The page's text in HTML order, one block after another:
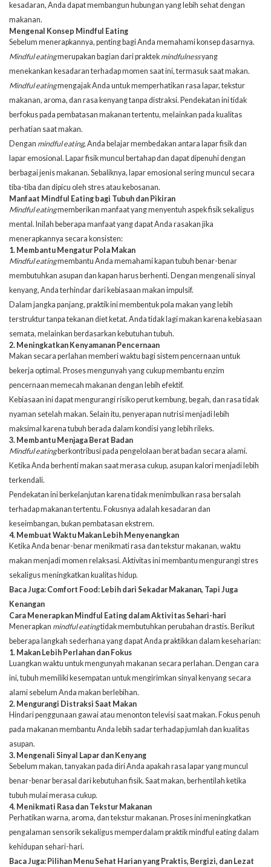
kesadaran, Anda dapat membangun hubungan yang lebih sehat dengan
makanan.
Mengenal Konsep Mindful Eating
Sebelum menerapkannya, penting bagi Anda memahami konsep dasarnya.
Mindful eatingmerupakan bagian daripraktek mindfulnessyang
menekankan kesadaran terhadap momen saat ini, termasuk saat makan.
Mindful eatingmengajak Anda untuk memperhatikan rasa lapar, tekstur
makanan, aroma, dan rasa kenyang tanpa distraksi. Pendekatan ini tidak
berfokus pada pembatasan makanan tertentu, melainkan pada kualitas
perhatian saat makan.
Dengan mindful eating, Anda belajar membedakan antara lapar fisik dan
lapar emosional. Lapar fisik muncul bertahap dan dapat dipenuhi dengan
berbagai jenis makanan. Sebaliknya, lapar emosional sering muncul secara
tiba-tiba dan dipicu oleh stres atau kebosanan.
Manfaat Mindful Eating bagi Tubuh dan Pikiran
Mindful eatingmemberikan manfaat yang menyentuh aspek fisik sekaligus
mental. Inilah beberapa manfaat yang dapat Anda rasakan jika
menerapkannya secara konsisten:
1. Membantu Mengatur Pola Makan
Mindful eatingmembantu Anda memahami kapan tubuh benar-benar
membutuhkan asupan dan kapan harus berhenti. Dengan mengenali sinyal
kenyang, Anda terhindar dari kebiasaan makan impulsif.
Dalam jangka panjang, praktik ini membentuk pola makan yang lebih
terstruktur tanpa tekanan diet ketat. Anda tidak lagi makan karena kebiasaan
semata, melainkan berdasarkan kebutuhan tubuh.
2. Meningkatkan Kenyamanan Pencernaan
Makan secara perlahan memberi waktu bagi sistem pencernaan untuk
bekerja optimal . Proses mengunyah yang cukup membantu enzim
pencernaan memecah makanan dengan lebih efektif.
Kebiasaan ini dapat mengurangi risiko perut kembung, begah, dan rasa tidak
nyaman setelah makan. Selain itu, penyerapan nutrisi menjadi lebih
maksimal karena tubuh berada dalam kondisi yang lebih rileks.
3. Membantu Menjaga Berat Badan
Mindful eatingberkontribusi pada pengelolaan berat badan secara alami.
Ketika Anda berhenti makan saat merasa cukup, asupan kalori menjadi lebih
terkendali.
Pendekatan ini berkelanjutan karena tidak menimbulkan rasa bersalah
terhadap makanan tertentu. Fokusnya adalah kesadaran dan
keseimbangan, bukan pembatasan ekstrem.
4. Membuat Waktu Makan Lebih Menyenangkan
Ketika Anda benar-benar menikmati rasa dan tekstur makanan, waktu
makan menjadi momen relaksasi. Aktivitas ini membantu mengurangi stres
sekaligus meningkatkan kualitas hidup.
Baca Juga: Comfort Food: Lebih dari Sekadar Makanan, Tapi Juga
Kenangan
Cara Menerapkan Mindful Eating dalam Aktivitas Sehari-hari
Menerapkan mindful eatingtidak membutuhkan perubahan drastis. Berikut
beberapa langkah sederhana yang dapat Anda praktikkan dalam keseharian:
1. Makan Lebih Perlahan dan Fokus
Luangkan waktu untuk mengunyah makanan secara perlahan. Dengan cara
ini, tubuh memiliki kesempatan untuk mengirimkan sinyal kenyang secara
alami sebelum Anda makan berlebihan.
2. Mengurangi Distraksi Saat Makan
Hindari penggunaan gawai atau menonton televisi saat makan. Fokus penuh
pada makanan membantu Anda lebih sadar terhadap jumlah dan kualitas
asupan.
3. Mengenali Sinyal Lapar dan Kenyang
Sebelum makan, tanyakan pada diri Anda apakah rasa lapar yang muncul
benar-benar berasal dari kebutuhan fisik. Saat makan, berhentilah ketika
tubuh mulai merasa cukup.
4. Menikmati Rasa dan Tekstur Makanan
Perhatikan warna, aroma, dan tekstur makanan. Proses ini meningkatkan
pengalaman sensorik sekaligus memperdalam praktik mindful eating dalam
kehidupan sehari-hari.
Baca Juga: Pilihan Menu Sehat Harian yang Praktis, Bergizi, dan Lezat